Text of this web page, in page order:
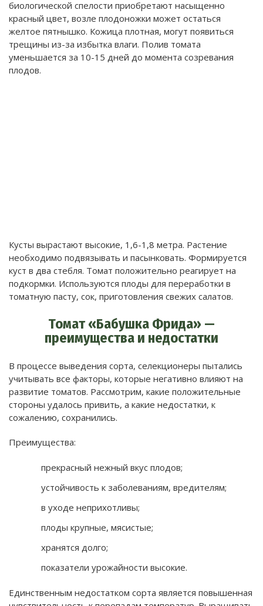
биологической спелости приобретают насыщенно
красный цвет, возле плодоножки может остаться
желтое пятнышко. Кожица плотная, могут появиться
трещины из-за избытка влаги. Полив томата
уменьшается за 10-15 дней до момента созревания
плодов.
Кусты вырастают высокие, 1,6-1,8 метра. Растение
необходимо подвязывать и пасынковать. Формируется
куст в два стебля. Томат положительно реагирует на
подкормки. Используются плоды для переработки в
томатную пасту, сок, приготовления свежих салатов.
Томат «Бабушка Фрида» —
преимущества и недостатки
В процессе выведения сорта, селекционеры пытались
учитывать все факторы, которые негативно влияют на
развитие томатов. Рассмотрим, какие положительные
стороны удалось привить, а какие недостатки, к
сожалению, сохранились.
Преимущества:
прекрасный нежный вкус плодов;
устойчивость к заболеваниям, вредителям;
в уходе неприхотливы;
плоды крупные, мясистые;
хранятся долго;
показатели урожайности высокие.
Единственным недостатком сорта является повышенная